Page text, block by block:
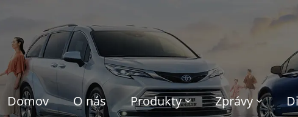
Domov O nás Produkty Zprávy